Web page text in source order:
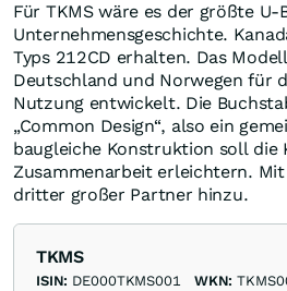
Für TKMS wäre es der größte
Unternehmensgeschichte.
Typs 212CD erhalten. Das
Deutschland und Norwegen für
Nutzung entwickelt. Die
„Common Design“, also ein
baugleiche Konstruktion soll die
Zusammenarbeit erleichtern.
dritter großer Partner hinzu.
TKMS
ISIN: DE000TKMS001 WKN: